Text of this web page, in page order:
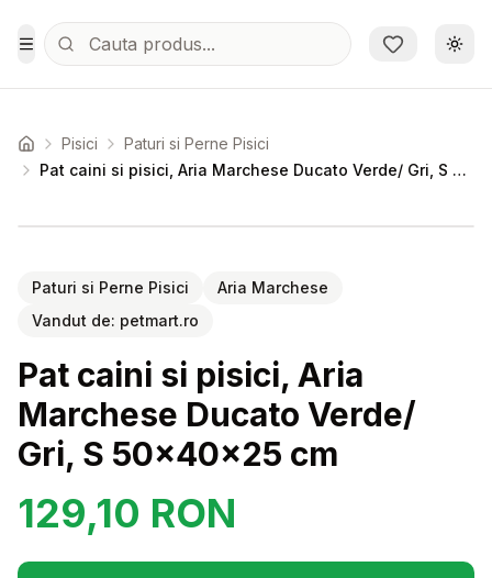
Sari la conținutul principal
Toggle Menu
Acasa Pisici
Paturi si Perne Pisici
Pat caini si pisici, Aria Marchese Ducato Verde/ Gri, S 50x40x25 cm
Paturi si Perne Pisici
Aria Marchese
Vandut de: petmart.ro
Pat caini si pisici, Aria
Marchese Ducato Verde/
Gri, S 50x40x25 cm
129,10 RON